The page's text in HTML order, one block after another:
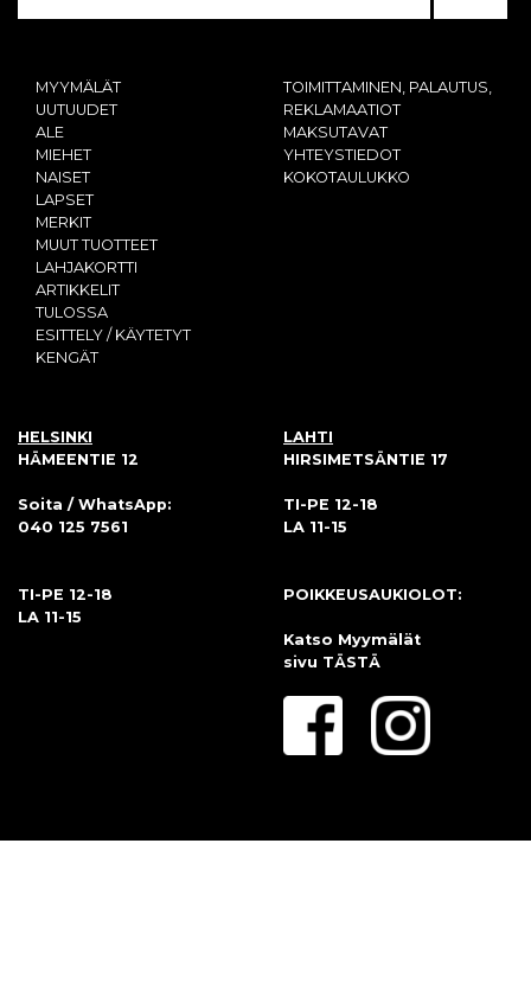
MYYMÄLÄT
UUTUUDET
ALE
MIEHET
NAISET
LAPSET
MERKIT
MUUT TUOTTEET
LAHJAKORTTI
ARTIKKELIT
TULOSSA
ESITTELY / KÄYTETYT
KENGÄT
TOIMITTAMINEN, PALAUTUS,
REKLAMAATIOT
MAKSUTAVAT
YHTEYSTIEDOT
KOKOTAULUKKO
HELSINKI
HÄMEENTIE 12
Soita / WhatsApp:
040 125 7561
TI-PE 12-18
LA 11-15
LAHTI
HIRSIMETSÄNTIE 17
TI-PE 12-18
LA 11-15
POIKKEUSAUKIOLOT:
Katso Myymälät
sivu TÄSTÄ